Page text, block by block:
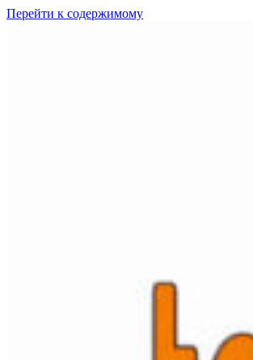
Перейти к содержимому